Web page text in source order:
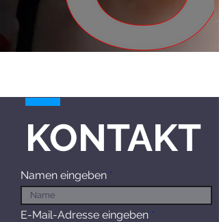
KONTAKT
Namen eingeben
E-Mail-Adresse eingeben